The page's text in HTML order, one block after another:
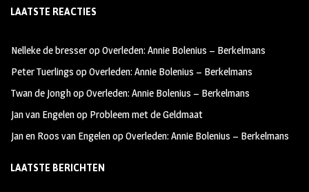
b
oo
k
ag
m
tt
LAATSTE REACTIES
Nelleke de bresseropOverleden: Annie Bolenius – Berkelmans
Peter Tuerlings opOverleden: Annie Bolenius – Berkelmans
Twan de JonghopOverleden: Annie Bolenius – Berkelmans
Jan van Engelenop Probleem met de Geldmaat
Jan en Roos van EngelenopOverleden: Annie Bolenius – Berkelmans
LAATSTE BERICHTEN